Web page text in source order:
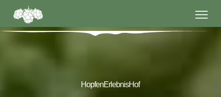
HopfenErlebnisHof